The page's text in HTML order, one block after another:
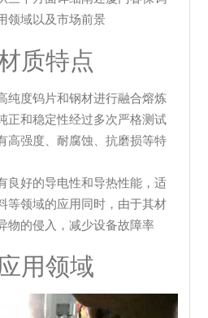
领域以及市场前景
质特点
纯度钨片和钢材进行融合熔炼
正和稳定性经过多次严格测试
高强度、耐腐蚀、抗磨损等特
良好的导电性和导热性能，适
等领域的应用同时，由于其材
物的侵入，减少设备故障率
用领域